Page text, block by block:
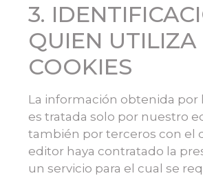
3.
QUIEN UTILIZA
COOKIES
La información obtenida por
es tratada solo por nuestro
también por terceros con el
editor haya contratado la
un servicio para el cual se